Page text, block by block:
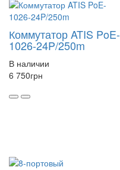
Коммутатор ATIS PoE-
1026-24P/250m
В наличии
6 750грн